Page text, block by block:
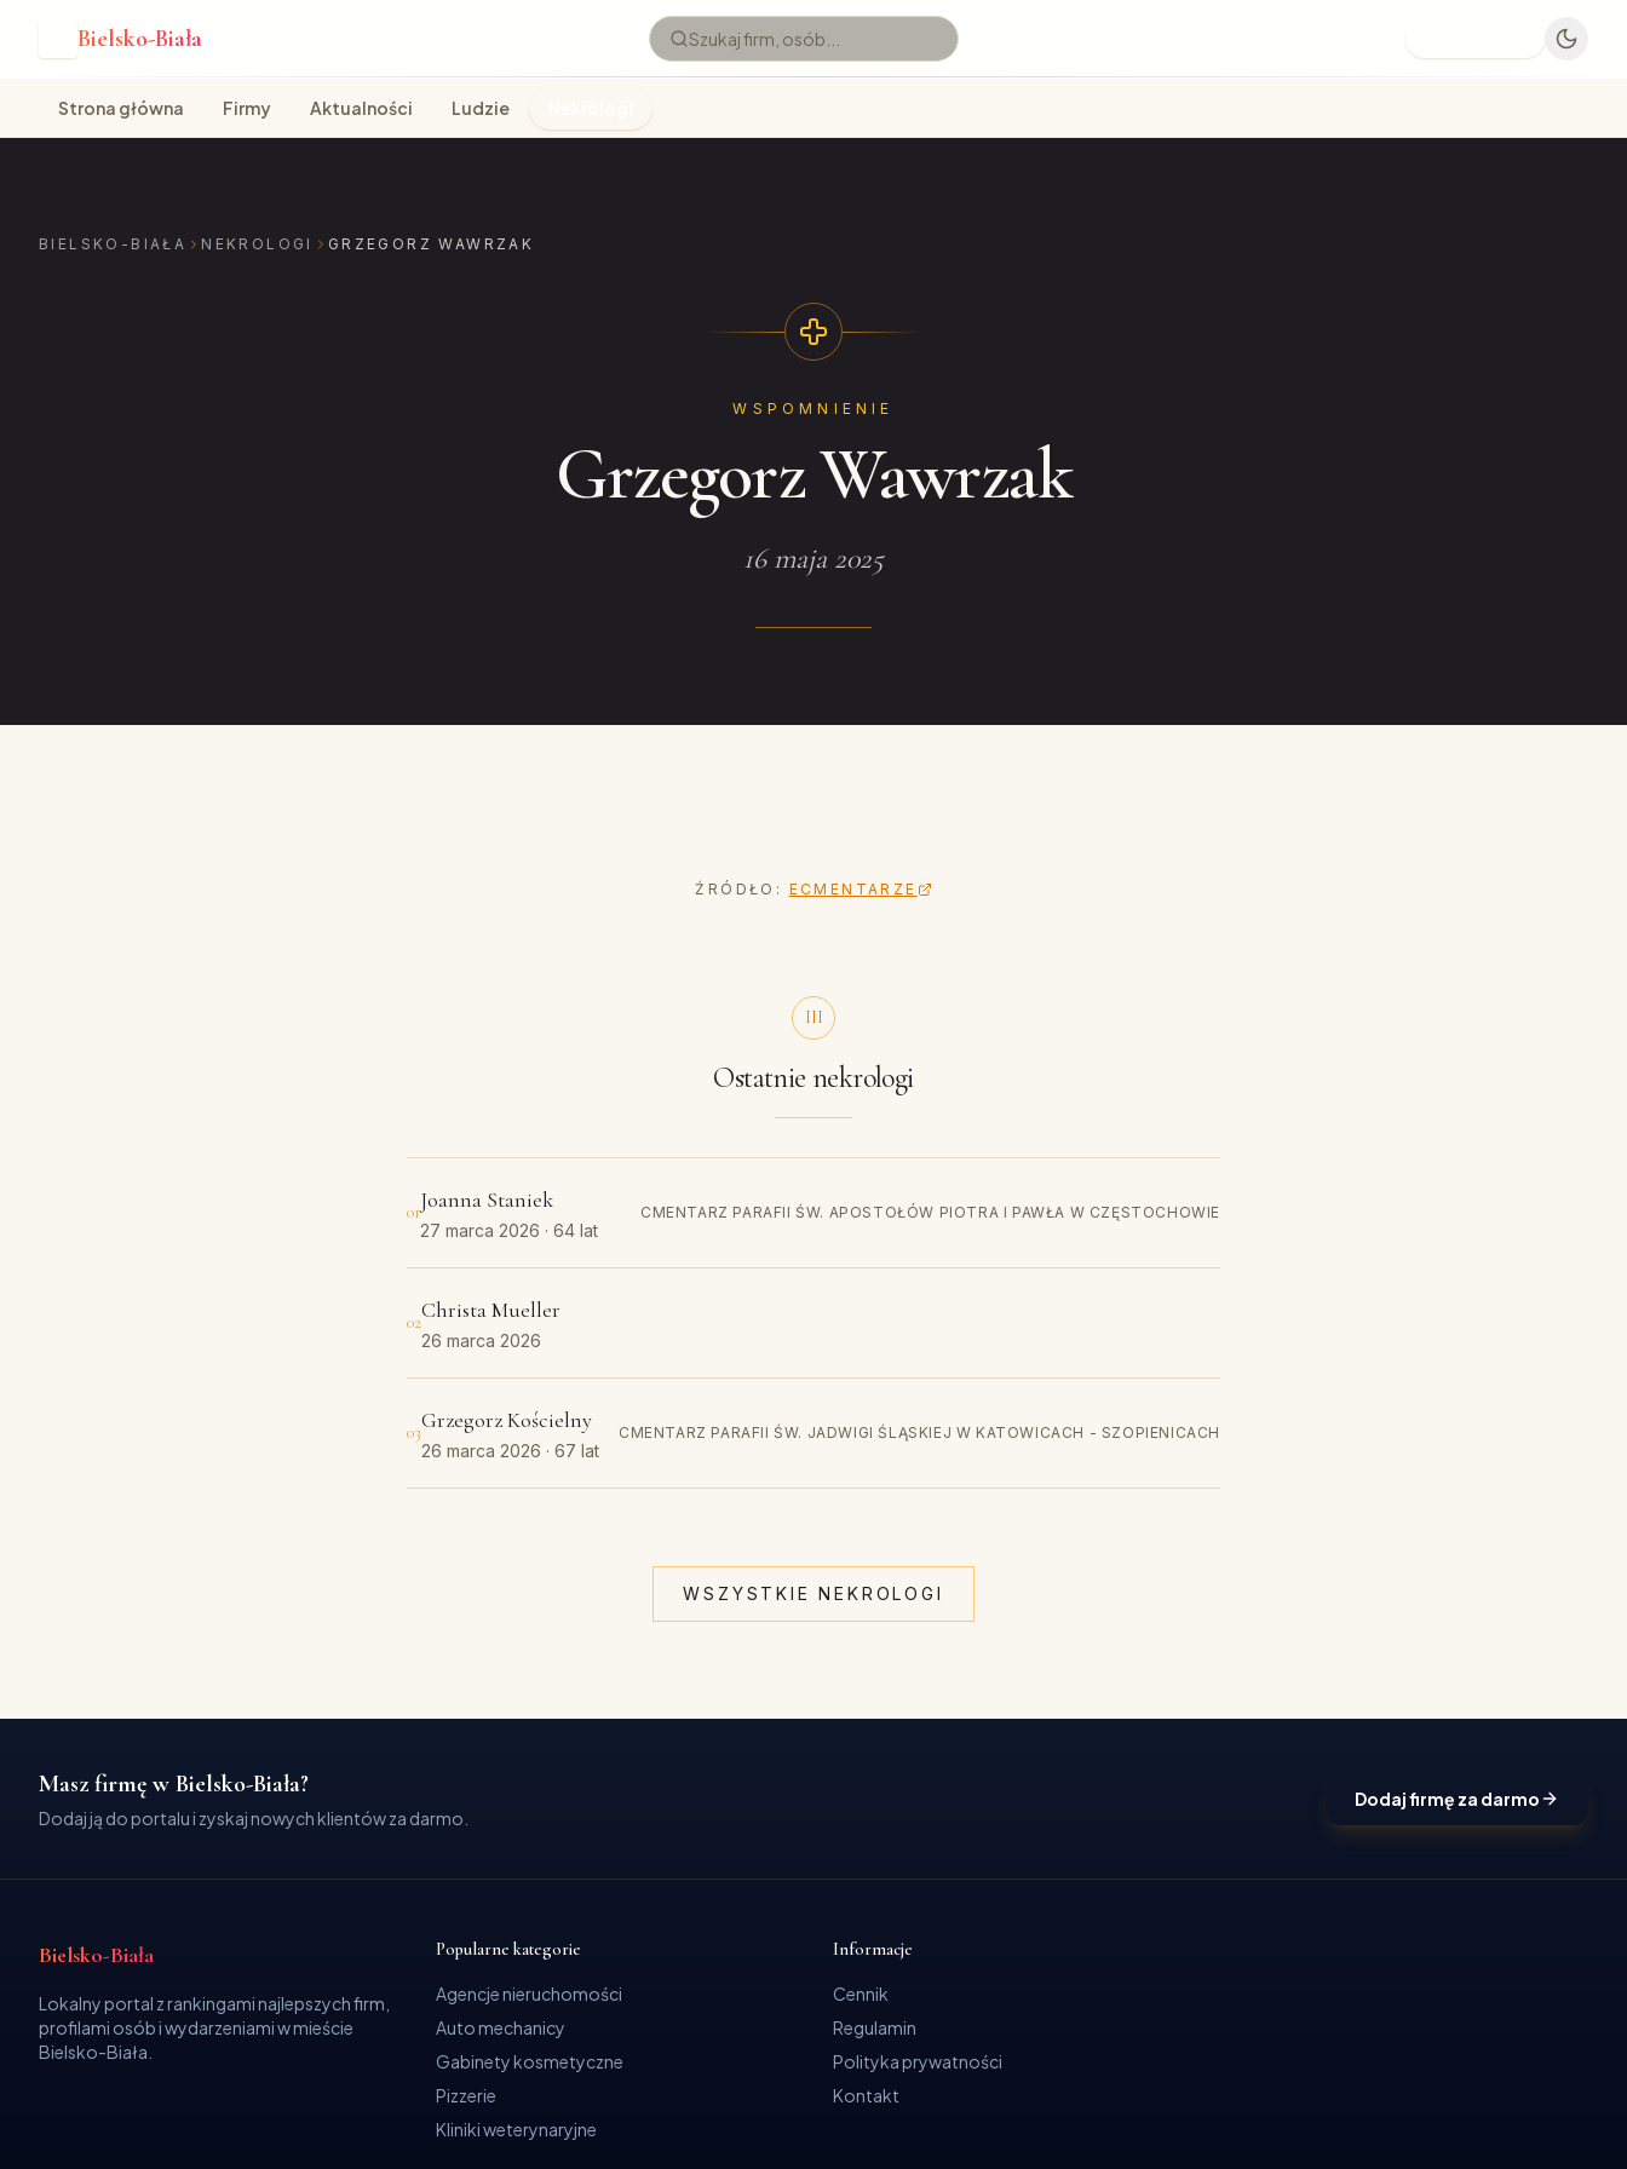
Bielsko-Biała
Strona główna Firmy Aktualności Ludzie
BIELSKO-BIAŁA NEKROLOGI GRZEGORZ WAWRZAK
WSPOMNIENIE
Grzegorz Wawrzak
16 maja 2025
ŹRÓDŁO: ECMENTARZE
III
Ostatnie nekrologi
01Joanna Staniek
27 marca 2026 · 64 lat
CMENTARZ PARAFII ŚW. APOSTOŁÓW PIOTRA I PAWŁA W CZĘSTOCHOWIE
02Christa Mueller
26 marca 2026
03Grzegorz Kościelny
26 marca 2026 · 67 lat
CMENTARZ PARAFII ŚW. JADWIGI ŚLĄSKIEJ W KATOWICACH - SZOPIENICACH
WSZYSTKIE NEKROLOGI
Masz firmę w Bielsko-Biała?
Dodaj ją do portalu i zyskaj nowych klientów za darmo.
Dodaj firmę za darmo
Bielsko-Biała
Lokalny portal z rankingami najlepszych firm,
profilami osób i wydarzeniami w mieście
Bielsko-Biała.
Popularne kategorie
Agencje nieruchomości
Auto mechanicy
Gabinety kosmetyczne
Pizzerie
Kliniki weterynaryjne
Informacje
Cennik
Regulamin
Polityka prywatności
Kontakt